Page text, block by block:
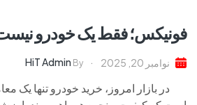
فونیکس؛ فقط یک خودرو
نوامبر 20, 2025 By
HiT Admin
در بازار امروز، خرید خودرو تنها یک